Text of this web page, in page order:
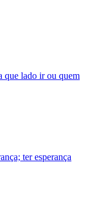
que lado ir ou quem
ter esperança